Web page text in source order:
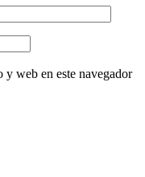
web en este navegador